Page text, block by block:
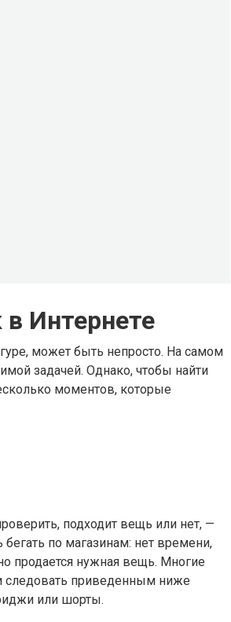
Интернете
может быть непросто. На самом
задачей. Однако, чтобы найти
моментов, которые
подходит вещь или нет, —
по магазинам: нет времени,
продается нужная вещь. Многие
следовать приведенным ниже
или шорты.